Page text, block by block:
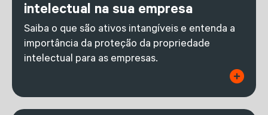
intelectual na sua empresa
Saiba o que são ativos intangíveis e entenda a
importância da proteção da propriedade
intelectual para as empresas.